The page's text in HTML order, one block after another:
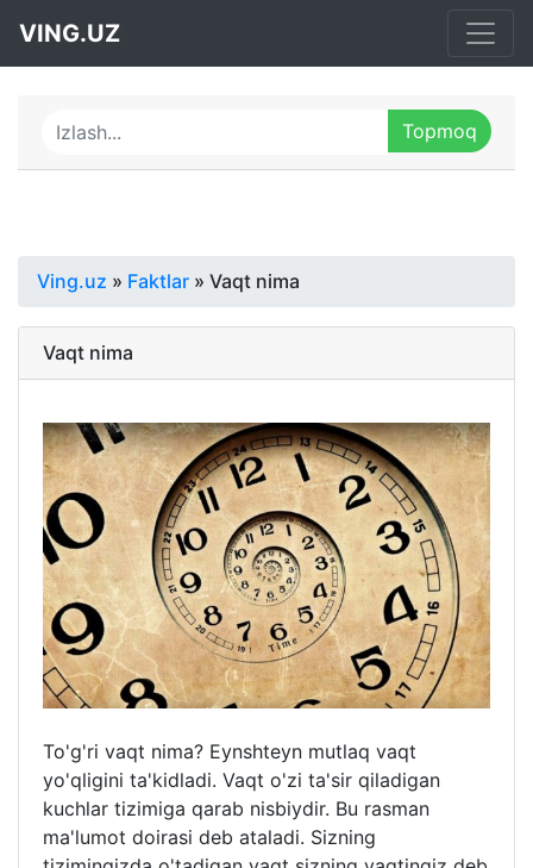
VING.UZ
Ving.uz » Faktlar » Vaqt nima
Vaqt nima
To'g'ri vaqt nima? Eynshteyn mutlaq vaqt
yo'qligini ta'kidladi. Vaqt o'zi ta'sir qiladigan
kuchlar tizimiga qarab nisbiydir. Bu rasman
ma'lumot doirasi deb ataladi. Sizning